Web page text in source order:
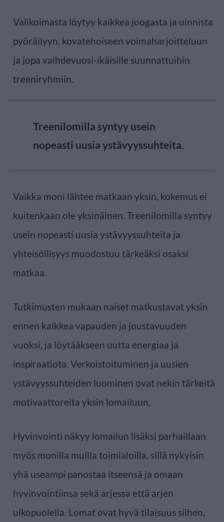
Valikoimasta löytyy kaikkea joogasta ja uinnista
pyöräilyyn, kovatehoiseen voimaharjoitteluun
ja jopa vaihdevuosi-ikäisille suunnattuihin
treeniryhmiin.
Treenilomilla syntyy usein
nopeasti uusia ystävyyssuhteita.
Vaikka moni lähtee matkaan yksin, kokemus ei
kuitenkaan ole yksinäinen. Treenilomilla syntyy
usein nopeasti uusia ystävyyssuhteita ja
yhteisöllisyys muodostuu tärkeäksi osaksi
matkaa.
Tutkimusten mukaan naiset matkustavat yksin
ennen kaikkea vapauden ja joustavuuden
vuoksi, ja löytääkseen uutta energiaa ja
inspiraatiota. Verkoistoituminen ja uusien
ystävyyssuhteiden luominen ovat nekin tärkeitä
motivaattoreita yksin lomailuun.
Hyvinvointi näkyy lomailun lisäksi parhaillaan
myös monilla muilla toimialoilla, sillä nykyisin
yhä useampi panostaa itseensä ja omaan
hyvinvointiinsa sekä arjessa että arjen
ulkopuolella. Lomat ovat hyvä tilaisuus siihen,